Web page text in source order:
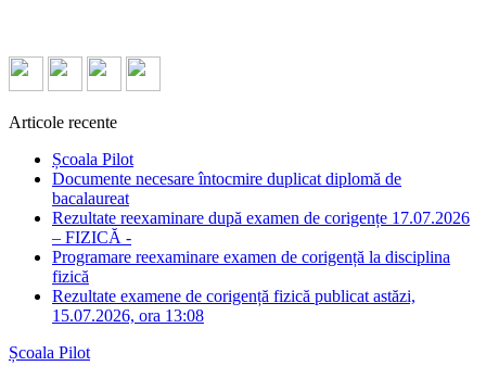
Articole recente
Școala Pilot
Documente necesare întocmire duplicat diplomă de
bacalaureat
Rezultate reexaminare după examen de corigențe 17.07.2026
– FIZICĂ -
Programare reexaminare examen de corigență la disciplina
fizică
Rezultate examene de corigență fizică publicat astăzi,
15.07.2026, ora 13:08
Școala Pilot